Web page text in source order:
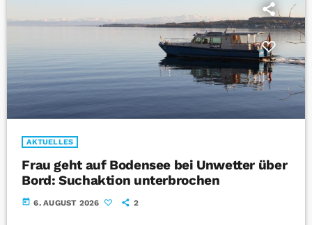
AKTUELLES
Frau geht auf Bodensee bei Unwetter über
Bord: Suchaktion unterbrochen
today 6. AUGUST 2026 2